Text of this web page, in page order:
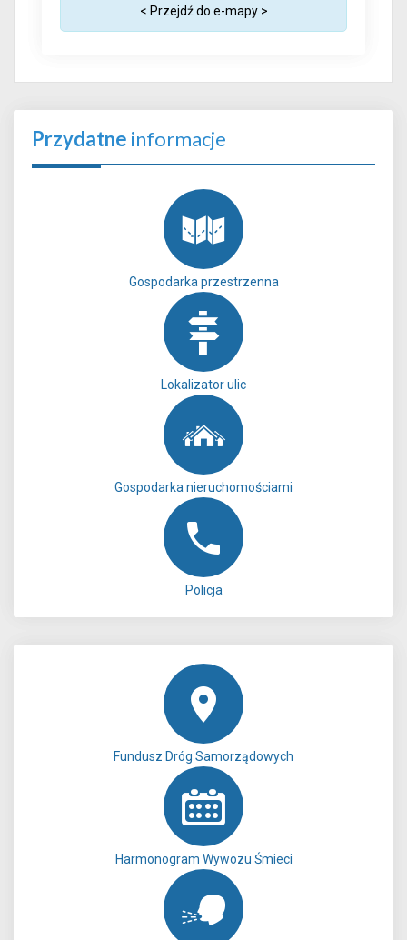
< Przejdź do e-mapy >
Przydatne informacje
Gospodarka przestrzenna
Lokalizator ulic
Gospodarka nieruchomościami
Policja
Fundusz Dróg Samorządowych
Harmonogram Wywozu Śmieci